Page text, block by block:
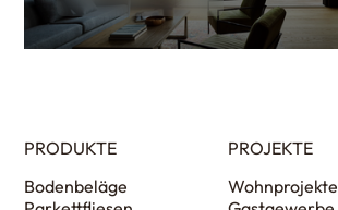
PRODUKTE
Bodenbeläge
PROJEKTE
Wohnprojekte